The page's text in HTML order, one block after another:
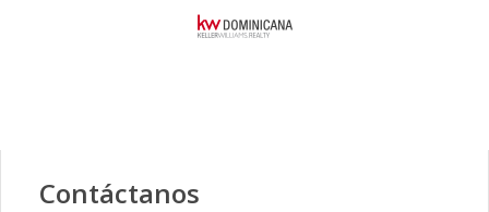
Contáctanos